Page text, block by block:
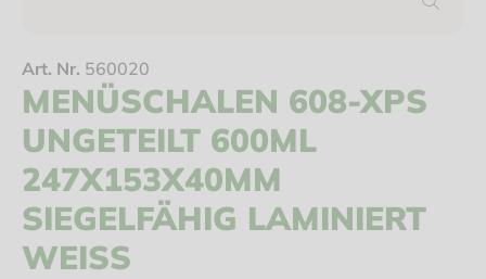
Art. Nr. 560020
MENÜSCHALEN 608-XPS
UNGETEILT 600ML
247X153X40MM
SIEGELFÄHIG LAMINIERT
WEISS